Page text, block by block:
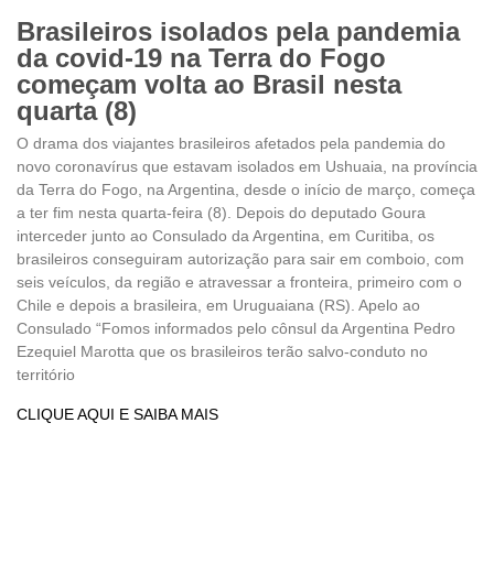
Brasileiros isolados pela pandemia
da covid-19 na Terra do Fogo
começam volta ao Brasil nesta
quarta (8)
O drama dos viajantes brasileiros afetados pela pandemia do
novo coronavírus que estavam isolados em Ushuaia, na província
da Terra do Fogo, na Argentina, desde o início de março, começa
a ter fim nesta quarta-feira (8). Depois do deputado Goura
interceder junto ao Consulado da Argentina, em Curitiba, os
brasileiros conseguiram autorização para sair em comboio, com
seis veículos, da região e atravessar a fronteira, primeiro com o
Chile e depois a brasileira, em Uruguaiana (RS). Apelo ao
Consulado “Fomos informados pelo cônsul da Argentina Pedro
Ezequiel Marotta que os brasileiros terão salvo-conduto no
território
CLIQUE AQUI E SAIBA MAIS